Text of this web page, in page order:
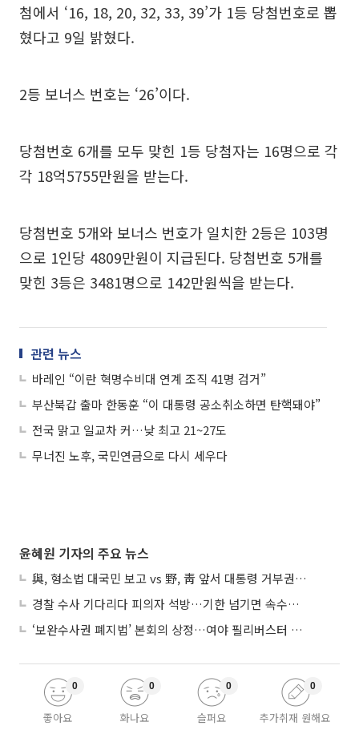
첨에서 ‘16, 18, 20, 32, 33, 39’가 1등 당첨번호로 뽑
혔다고 9일 밝혔다.
2등 보너스 번호는 ‘26’이다.
당첨번호 6개를 모두 맞힌 1등 당첨자는 16명으로 각
각 18억5755만원을 받는다.
당첨번호 5개와 보너스 번호가 일치한 2등은 103명
으로 1인당 4809만원이 지급된다. 당첨번호 5개를
맞힌 3등은 3481명으로 142만원씩을 받는다.
관련 뉴스
바레인 “이란 혁명수비대 연계 조직 41명 검거”
부산북갑 출마 한동훈 “이 대통령 공소취소하면 탄핵돼야”
전국 맑고 일교차 커…낮 최고 21~27도
무너진 노후, 국민연금으로 다시 세우다
윤혜원 기자의 주요 뉴스
與, 형소법 대국민 보고 vs 野, 靑 앞서 대통령 거부권 촉구
경찰 수사 기다리다 피의자 석방…기한 넘기면 속수무책
‘보완수사권 폐지법’ 본회의 상정…여야 필리버스터 대치
좋아요
0
화나요
0
슬퍼요
0
추가취재 원해요
0